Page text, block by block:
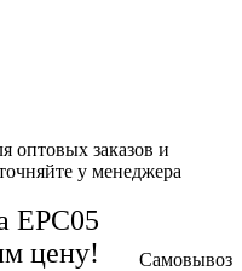
EPC05
цену!
оптовых заказов и
у менеджера
Самовывоз